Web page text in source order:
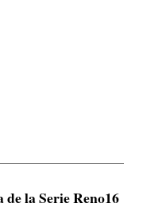
la Serie Reno16